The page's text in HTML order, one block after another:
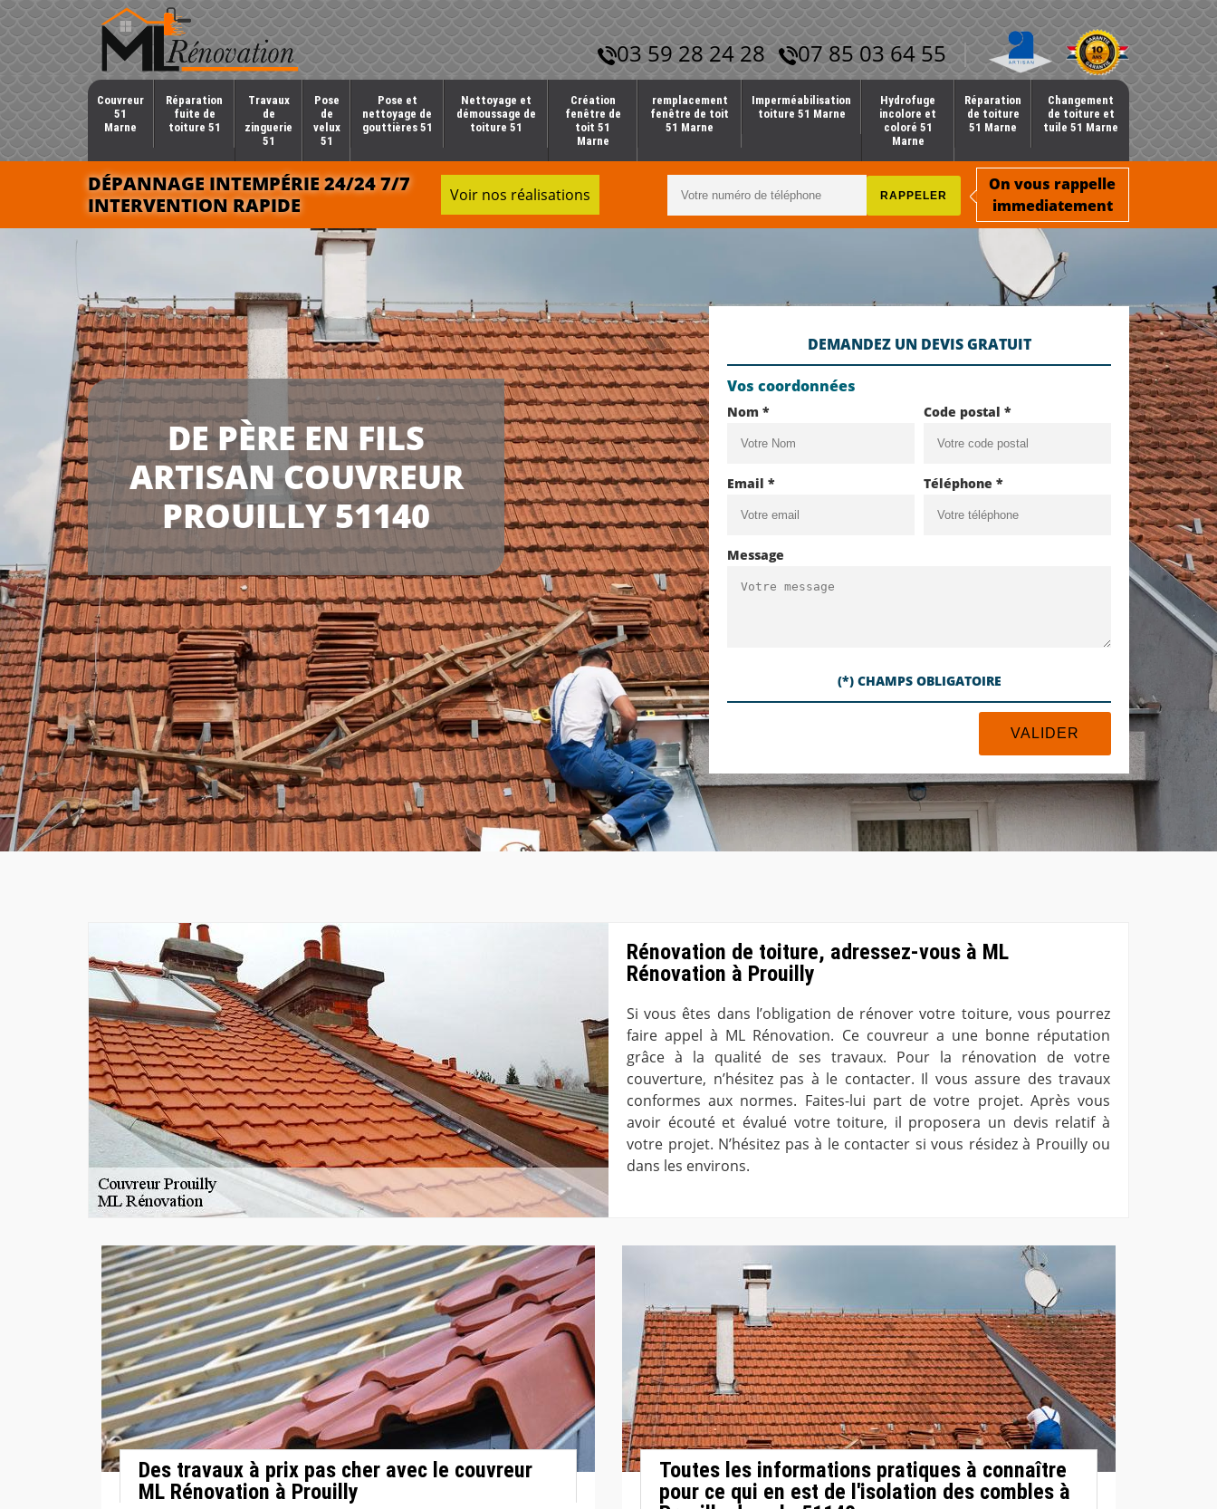
03 59 28 24 28 07 85 03 64 55
Couvreur
51
Marne
Réparation
fuite de
toiture 51
Travaux
de
zinguerie
51
Pose
de
velux
51
Pose et
nettoyage de
gouttières 51
Nettoyage et
démoussage de
toiture 51
Création
fenêtre de
toit 51
Marne
remplacement
fenêtre de toit
51 Marne
Imperméabilisation
toiture 51 Marne
Hydrofuge
incolore et
coloré 51
Marne
Réparation
de toiture
51 Marne
Changement
de toiture et
tuile 51 Marne
DÉPANNAGE INTEMPÉRIE 24/24 7/7
INTERVENTION RAPIDE
Voir nos réalisations
On vous rappelle
immediatement
DE PÈRE EN FILS
ARTISAN COUVREUR
PROUILLY 51140
DEMANDEZ UN DEVIS GRATUIT
Vos coordonnées
Nom * Code postal *
Email * Téléphone *
Message
(*) CHAMPS OBLIGATOIRE
Rénovation de toiture, adressez-vous à ML
Rénovation à Prouilly
Si vous êtes dans l’obligation de rénover votre toiture, vous pourrez
faire appel à ML Rénovation. Ce couvreur a une bonne réputation
grâce à la qualité de ses travaux. Pour la rénovation de votre
couverture, n’hésitez pas à le contacter. Il vous assure des travaux
conformes aux normes. Faites-lui part de votre projet. Après vous
avoir écouté et évalué votre toiture, il proposera un devis relatif à
votre projet. N’hésitez pas à le contacter si vous résidez à Prouilly ou
dans les environs.
Des travaux à prix pas cher avec le couvreur
ML Rénovation à Prouilly
Toutes les informations pratiques à connaître
pour ce qui en est de l'isolation des combles à